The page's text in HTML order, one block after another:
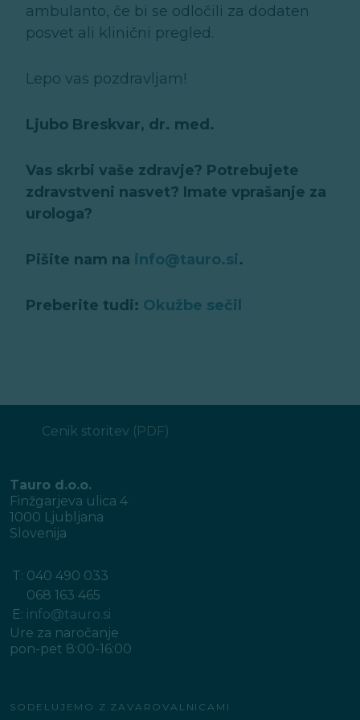
ambulanto, če bi se odločili za dodaten
posvet ali klinični pregled.
Lepo vas pozdravljam!
Ljubo Breskvar, dr. med.
Vas skrbi vaše zdravje? Potrebujete
zdravstveni nasvet? Imate vprašanje za
urologa?
Pišite nam na info@tauro.si.
Preberite tudi: Okužbe sečil
Cenik storitev (PDF)
Tauro d.o.o.
Finžgarjeva ulica 4
1000 Ljubljana
Slovenija
T: 040 490 033
068 163 465
E: info@tauro.si
Ure za naročanje
pon-pet 8:00-16:00
SODELUJEMO Z ZAVAROVALNICAMI